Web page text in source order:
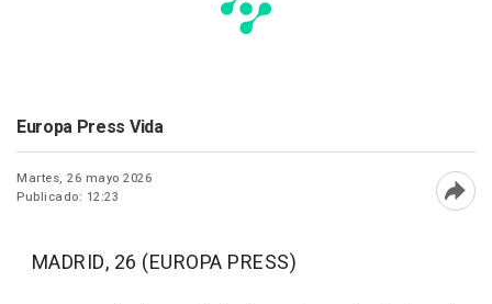
Europa Press Vida
Martes, 26 mayo 2026
Publicado: 12:23
MADRID, 26 (EUROPA PRESS)